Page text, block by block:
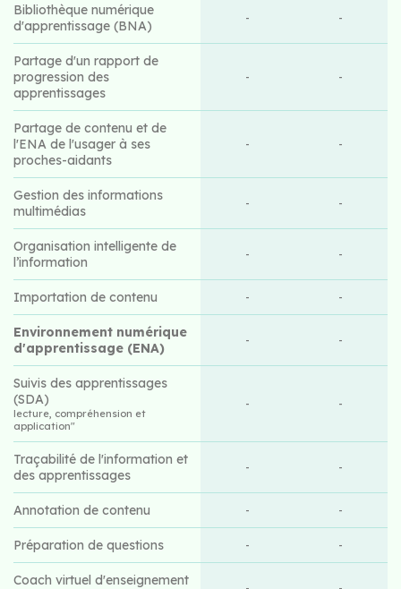
Bibliothèque numérique
d'apprentissage (BNA)
- -
Partage d'un rapport de
progression des
apprentissages
- -
Partage de contenu et de
l'ENA de l'usager à ses
proches-aidants
- -
Gestion des informations
multimédias
- -
Organisation intelligente de
l’information
- -
Importation de contenu - -
Environnement numérique
d'apprentissage (ENA)
- -
Suivis des apprentissages
(SDA)
lecture, compréhension et
application"
- -
Traçabilité de l'information et
des apprentissages
- -
Annotation de contenu - -
Préparation de questions - -
Coach virtuel d'enseignement